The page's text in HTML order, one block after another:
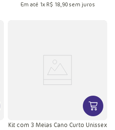
Em até 1x R$ 18,90sem juros
INFORMAÇÕES DOVER
Kit com 3 Meias Cano Curto Unissex